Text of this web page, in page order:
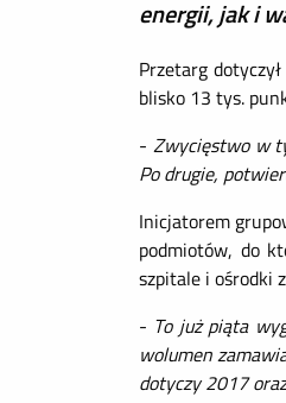
energii, jak i
Przetarg
blisko 13 tys.
- Zwycięstwo w
Po drugie,
Inicjatorem
podmiotów, do
szpitale i ośrodki
- To już piąta
wolumen
dotyczy 2017